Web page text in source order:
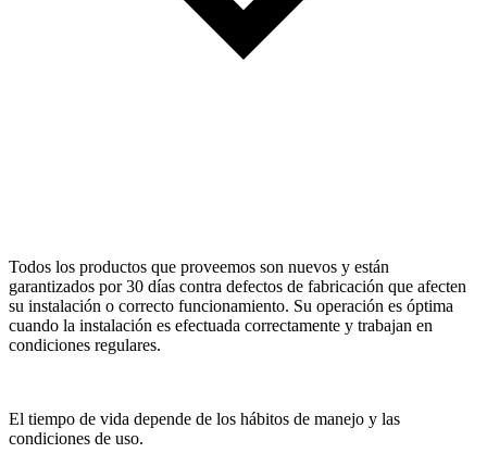
Todos los productos que proveemos son nuevos y están
garantizados por 30 días contra defectos de fabricación que afecten
su instalación o correcto funcionamiento. Su operación es óptima
cuando la instalación es efectuada correctamente y trabajan en
condiciones regulares.
El tiempo de vida depende de los hábitos de manejo y las
condiciones de uso.